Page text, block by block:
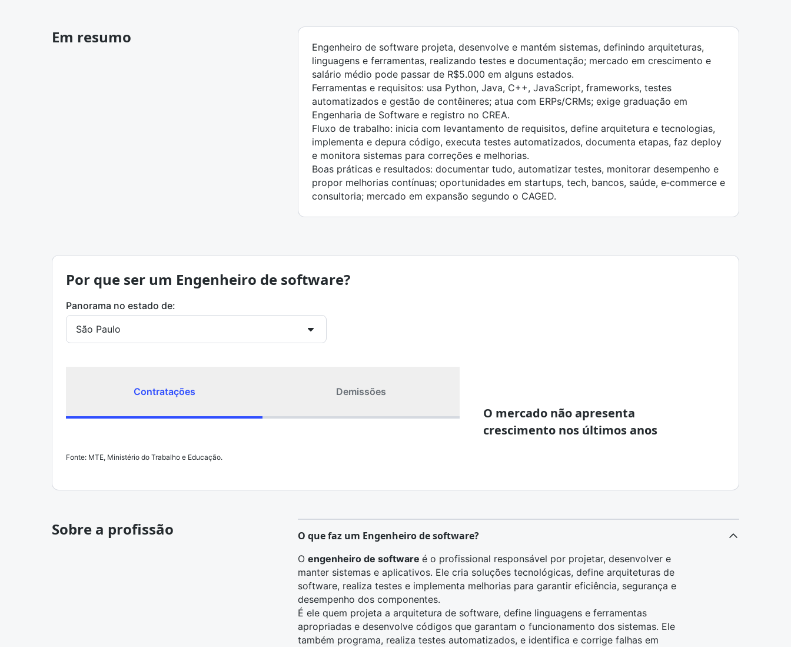
Em resumo
Engenheiro de software projeta, desenvolve e mantém sistemas, definindo arquiteturas,
linguagens e ferramentas, realizando testes e documentação; mercado em crescimento e
salário médio pode passar de R$5.000 em alguns estados.
Ferramentas e requisitos: usa Python, Java, C++, JavaScript, frameworks, testes
automatizados e gestão de contêineres; atua com ERPs/CRMs; exige graduação em
Engenharia de Software e registro no CREA.
Fluxo de trabalho: inicia com levantamento de requisitos, define arquitetura e tecnologias,
implementa e depura código, executa testes automatizados, documenta etapas, faz deploy
e monitora sistemas para correções e melhorias.
Boas práticas e resultados: documentar tudo, automatizar testes, monitorar desempenho e
propor melhorias contínuas; oportunidades em startups, tech, bancos, saúde, e‑commerce e
consultoria; mercado em expansão segundo o CAGED.
Por que ser um Engenheiro de software?
Panorama no estado de:
Contratações Demissões
Fonte: MTE, Ministério do Trabalho e Educação.
O mercado não apresenta
crescimento nos últimos anos
Sobre a profissão O que faz um Engenheiro de software?
O engenheiro de software é o profissional responsável por projetar, desenvolver e
manter sistemas e aplicativos. Ele cria soluções tecnológicas, define arquiteturas de
software, realiza testes e implementa melhorias para garantir eficiência, segurança e
desempenho dos componentes.
É ele quem projeta a arquitetura de software, define linguagens e ferramentas
apropriadas e desenvolve códigos que garantam o funcionamento dos sistemas. Ele
também programa, realiza testes automatizados, e identifica e corrige falhas em